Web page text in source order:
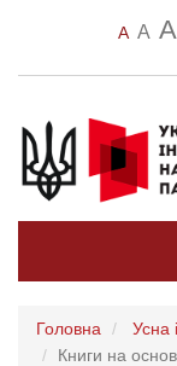
A A A
Головна Усна
Книги на